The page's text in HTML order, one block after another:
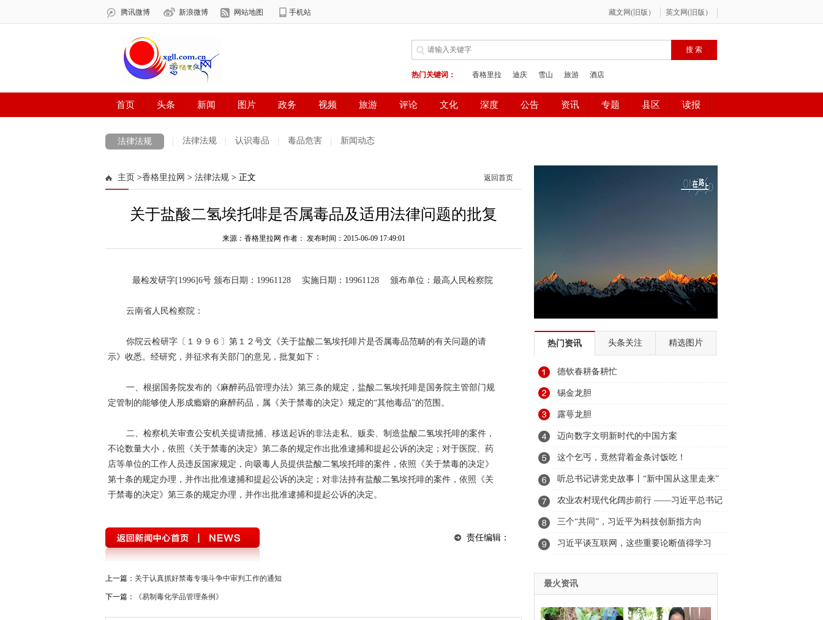
法律法规 法律法规 认识毒品 毒品危害 新闻动态
主页 >香格里拉网 > 法律法规 > 正文 返回首页
关于盐酸二氢埃托啡是否属毒品及适用法律问题的批复
来源：香格里拉网 作者： 发布时间：2015-06-09 17:49:01
最检发研字[1996]6号 颁布日期：19961128 实施日期：19961128 颁布单位：最高人民检察院
云南省人民检察院：
你院云检研字〔１９９６〕第１２号文《关于盐酸二氢埃托啡片是否属毒品范畴的有关问题的请
示》收悉。经研究，并征求有关部门的意见，批复如下：
一、根据国务院发布的《麻醉药品管理办法》第三条的规定，盐酸二氢埃托啡是国务院主管部门规
定管制的能够使人形成瘾癖的麻醉药品，属《关于禁毒的决定》规定的“其他毒品”的范围。
二、检察机关审查公安机关提请批捕、移送起诉的非法走私、贩卖、制造盐酸二氢埃托啡的案件，
不论数量大小，依照《关于禁毒的决定》第二条的规定作出批准逮捕和提起公诉的决定；对于医院、药
店等单位的工作人员违反国家规定，向吸毒人员提供盐酸二氢埃托啡的案件，依照《关于禁毒的决定》
第十条的规定办理，并作出批准逮捕和提起公诉的决定；对非法持有盐酸二氢埃托啡的案件，依照《关
于禁毒的决定》第三条的规定办理，并作出批准逮捕和提起公诉的决定。
责任编辑：
上一篇： 关于认真抓好禁毒专项斗争中审判工作的通知
下一篇： 《易制毒化学品管理条例》
热门资讯 头条关注 精选图片
德钦春耕备耕忙
锡金龙胆
露萼龙胆
迈向数字文明新时代的中国方案
这个乞丐，竟然背着金条讨饭吃！
听总书记讲党史故事丨“新中国从这里走来”
农业农村现代化阔步前行 ——习近平总书记
领航农业农村高质量发展（之三）
三个“共同”，习近平为科技创新指方向
习近平谈互联网，这些重要论断值得学习
最火资讯